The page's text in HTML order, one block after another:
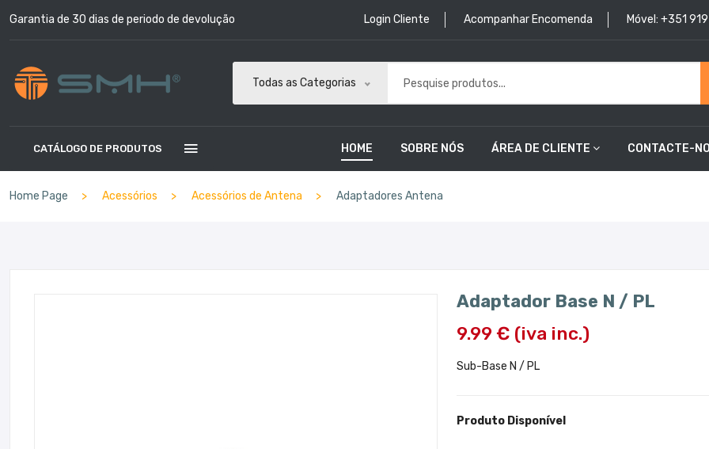
Garantia de 30 dias de periodo de devolução Login Cliente Acompanhar Encomenda Móvel: +351
Todas as Categorias
CATÁLOGO DE PRODUTOS HOME SOBRE NÓS ÁREA DE CLIENTE CONTACTE-
Home Page Acessórios Acessórios de Antena Adaptadores Antena
Adaptador Base N / PL
9.99 € (iva inc.)
Sub-Base N / PL
Produto Disponível